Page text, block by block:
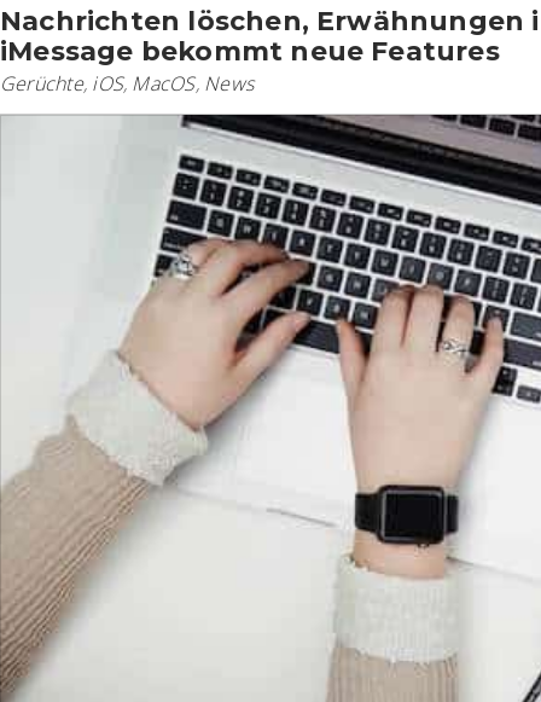
Nachrichten löschen, Erwähnungen
iMessage bekommt neue Features
Gerüchte, iOS, MacOS, News